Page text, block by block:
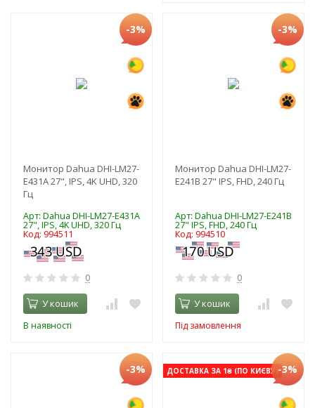
-3%
Монитор Dahua DHI-LM27-
E431A 27", IPS, 4K UHD, 320
Гц
Арт: Dahua DHI-LM27-E431A
27", IPS, 4K UHD, 320 Гц
Код: 994511
0
У кошик
В наявності
-3%
Монитор Dahua DHI-LM27-
E241B 27" IPS, FHD, 240 Гц
Арт: Dahua DHI-LM27-E241B
27" IPS, FHD, 240 Гц
Код: 994510
0
У кошик
Під замовлення
-3% ДОСТАВКА ЗА 1₴ (ПО КИЄВУ)-3%